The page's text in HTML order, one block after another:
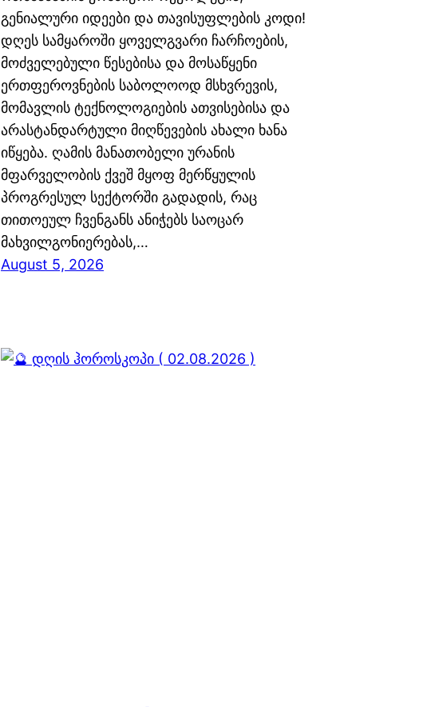
გენიალური იდეები და თავისუფლების კოდი!
დღეს სამყაროში ყოველგვარი ჩარჩოების,
მოძველებული წესებისა და მოსაწყენი
ერთფეროვნების საბოლოოდ მსხვრევის,
მომავლის ტექნოლოგიების ათვისებისა და
არასტანდარტული მიღწევების ახალი ხანა
იწყება. ღამის მანათობელი ურანის
მფარველობის ქვეშ მყოფ მერწყულის
პროგრესულ სექტორში გადადის, რაც
თითოეულ ჩვენგანს ანიჭებს საოცარ
მახვილგონიერებას,…
August 5, 2026